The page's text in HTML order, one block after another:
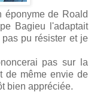
éponyme de Roald
Bagieu l'adaptait
pu résister et je
pas sur la
de même envie de
bien appréciée.